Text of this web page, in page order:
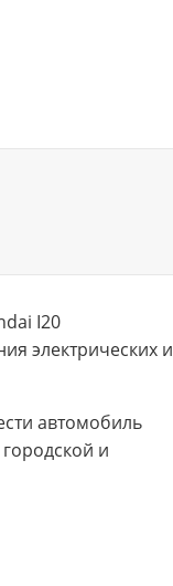
I20
электрических и
автомобиль
и